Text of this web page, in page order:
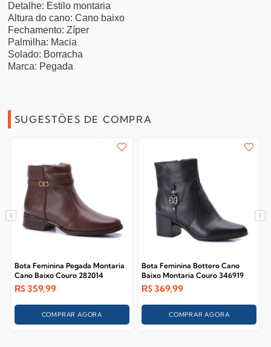
Detalhe: Estilo montaria
Altura do cano: Cano baixo
Fechamento: Zíper
Palmilha: Macia
Solado: Borracha
Marca: Pegada
SUGESTÕES DE COMPRA
Bota Feminina Pegada Montaria
Cano Baixo Couro 282014
R$ 359,99
COMPRAR AGORA
Bota Feminina Bottero Cano
Baixo Montaria Couro 346919
Preto
R$ 369,99
COMPRAR AGORA